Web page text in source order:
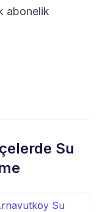
abonelik
Su
Su